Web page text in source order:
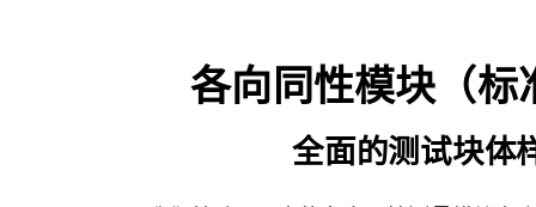
各向同性模块（标
全面的测试块体